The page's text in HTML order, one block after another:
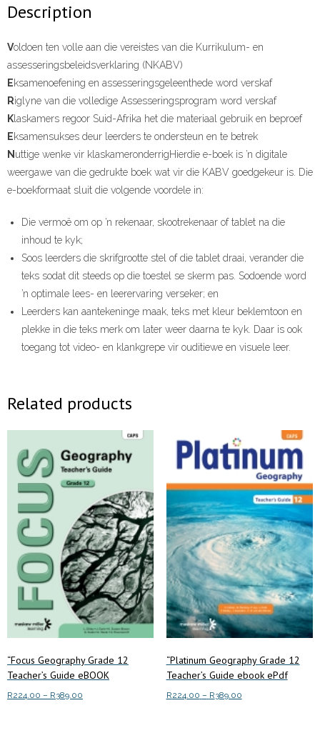
Description
Voldoen ten volle aan die vereistes van die Kurrikulum- en
assesseringsbeleidsverklaring (NKABV)
Eksamenoefening en assesseringsgeleenthede word verskaf
Riglyne van die volledige Assesseringsprogram word verskaf
Klaskamers regoor Suid-Afrika het die materiaal gebruik en beproef
Eksamensukses deur leerders te ondersteun en te betrek
N uttige wenke vir klaskameronderrigHierdie e-boek is ’n digitale
weergawe van die gedrukte boek wat vir die KABV goedgekeur is. Die
e-boekformaat sluit die volgende voordele in:
Die vermoë om op ’n rekenaar, skootrekenaar of tablet na die
inhoud te kyk;
Soos leerders die skrifgrootte stel of die tablet draai, verander die
teks sodat dit steeds op die toestel se skerm pas. Sodoende word
’n optimale lees- en leerervaring verseker; en
Leerders kan aantekeninge maak, teks met kleur beklemtoon en
plekke in die teks merk om later weer daarna te kyk. Daar is ook
toegang tot video- en klankgrepe vir ouditiewe en visuele leer.
Related products
“Focus Geography Grade 12
Teacher’s Guide eBOOK
R224.00 – R389.00
“Platinum Geography Grade 12
Teacher’s Guide ebook ePdf
R224.00 – R389.00Price